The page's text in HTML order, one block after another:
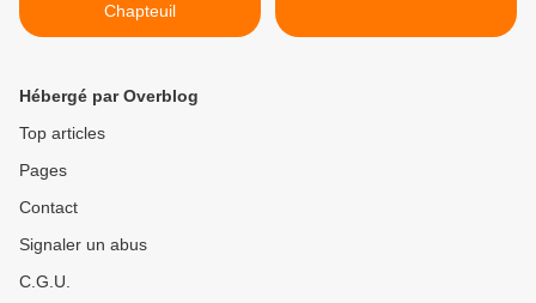
Chapteuil
Hébergé par Overblog
Top articles
Pages
Contact
Signaler un abus
C.G.U.